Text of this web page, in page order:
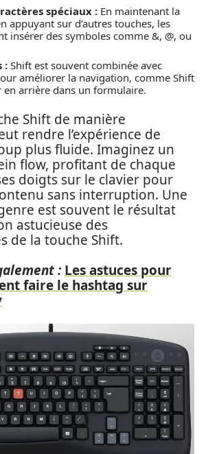
spéciaux : En maintenant la
appuyant sur d’autres touches, les
insérer des symboles comme &, @, ou
: Shift est souvent combinée avec
améliorer la navigation, comme Shift
en arrière dans un formulaire.
Shift de manière
rendre l’expérience de
plus fluide. Imaginez un
flow, profitant de chaque
doigts sur le clavier pour
sans interruption. Une
est souvent le résultat
astucieuse des
de la touche Shift.
: Les astuces pour
faire le hashtag sur